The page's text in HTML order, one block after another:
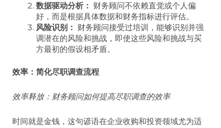
数据驱动分析： 财务顾问不依赖直觉或个人偏
好，而是根据具体数据和财务指标进行评估。
风险识别： 财务顾问接受过培训，能够识别并强
调潜在的风险和挑战，即使这些风险和挑战与买
方最初的假设相矛盾。
效率：简化尽职调查流程
效率释放：财务顾问如何提高尽职调查的效率
时间就是金钱，这句谚语在企业收购和投资领域尤为适